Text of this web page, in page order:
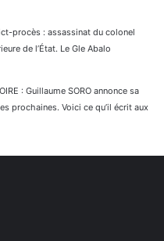
procès : assassinat du colonel
de l’État. Le Gle Abalo
: Guillaume SORO annonce sa
prochaines. Voici ce qu’il écrit aux